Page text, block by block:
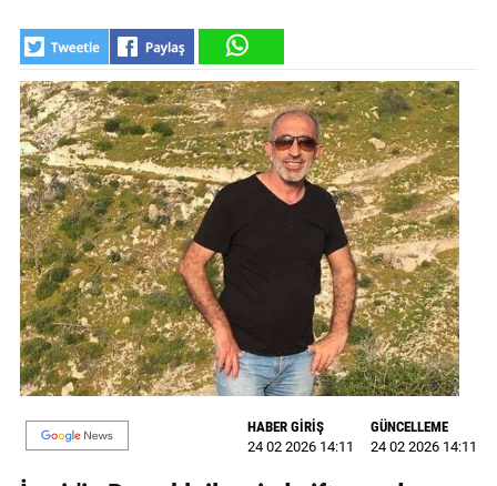
GÜNDEM
SİYASET
EKONOMİ
DÜNYA
MAGAZİN
GALERİ
VİDEO
YAZARLAR
BİZE
ULAŞIN
HABER GİRİŞ
24 02 2026 14:11
GÜNCELLEME
24 02 2026 14:11